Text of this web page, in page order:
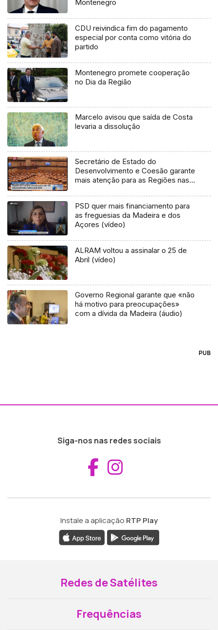
Montenegro
CDU reivindica fim do pagamento
especial por conta como vitória do
partido
Montenegro promete cooperação
no Dia da Região
Marcelo avisou que saída de Costa
levaria a dissolução
Secretário de Estado do
Desenvolvimento e Coesão garante
mais atenção para as Regiões nas
(Vídeo)
PSD quer mais financiamento para
as freguesias da Madeira e dos
Açores (vídeo)
ALRAM voltou a assinalar o 25 de
Abril (vídeo)
Governo Regional garante que «não
há motivo para preocupações»
com a dívida da Madeira (áudio)
PUB
Siga-nos nas redes sociais
Aceder ao
Instale a aplicação RTP Play
Redes de Satélites
Frequências